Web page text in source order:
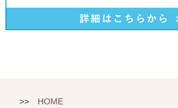
HOME